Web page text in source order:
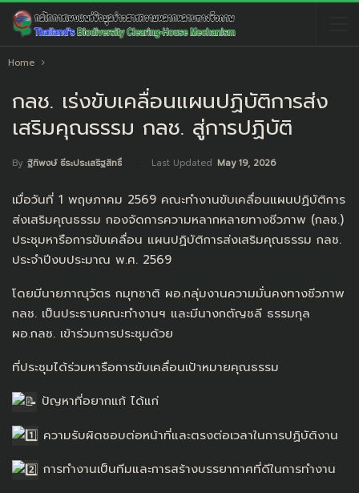
Home
กลช. เร่งขับเคลื่อนแผนปฏิบัติการส่ง
เสริมคุณธรรม กลช. สู่การปฏิบัติ
By ฐิทิพงษ์ ธีระประเสริฐสิทธิ์ Last Updated May 19, 2026
เมื่อวันที่ 1 พฤษภาคม 2569 คณะทำงานขับเคลื่อนแผนปฏิบัติการ
ส่งเสริมคุณธรรม กองจัดการความหลากหลายทางชีวภาพ (กลช.)
ประชุมหารือการขับเคลื่อน แผนปฏิบัติการส่งเสริมคุณธรรม กลช.
ประจำปีงบประมาณ พ.ศ. 2569
โดยมีนายภาณุวัตร กมุทชาติ ผอ.กลุ่มงานความมั่นคงทางชีวภาพ
กลช. เป็นประธานคณะทำงานฯ และมีนางกตัญชลี ธรรมกุล
ผอ.กลช. เข้าร่วมการประชุมด้วย
ที่ประชุมได้ร่วมหารือการขับเคลื่อนเป้าหมายคุณธรรม
ปัญหาที่อยากแก้ ได้แก่
ความรับผิดชอบต่อหน้าที่และตรงต่อเวลาในการปฏิบัติงาน
การทำงานเป็นทีมและการสร้างบรรยากาศที่ดีในการทำงาน